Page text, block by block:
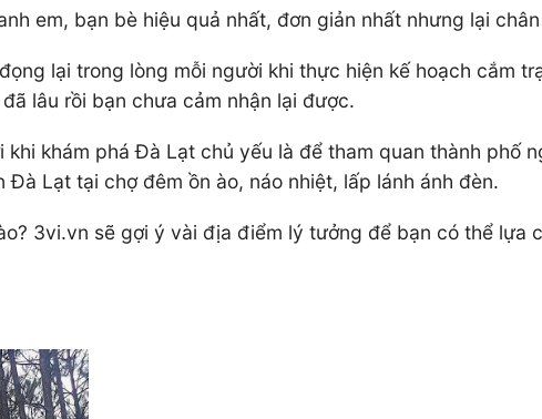
em, bạn bè hiệu quả nhất, đơn giản nhất nhưng lại
lại trong lòng mỗi người khi thực hiện kế hoạch cắm
lâu rồi bạn chưa cảm nhận lại được.
khám phá Đà Lạt chủ yếu là để tham quan thành phố
Lạt tại chợ đêm ồn ào, náo nhiệt, lấp lánh ánh đèn.
3vi.vn sẽ gợi ý vài địa điểm lý tưởng để bạn có thể lựa